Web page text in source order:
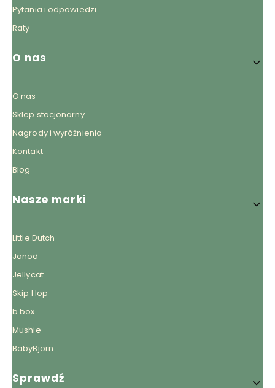
Pytania i odpowiedzi
Raty
O nas
O nas
Sklep stacjonarny
Nagrody i wyróżnienia
Kontakt
Blog
Nasze marki
Little Dutch
Janod
Jellycat
Skip Hop
b.box
Mushie
BabyBjorn
Sprawdź